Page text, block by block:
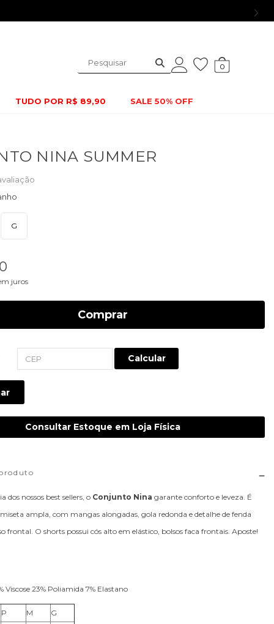
0
TUDO POR R$ 89,90 SALE 50% OFF
NINA SUMMER
G
juros
Comprar
Calcular
Consultar Estoque em Loja Física
dos nossos best sellers, o Conjunto Nina garante conforto e leveza. É
ampla, com mangas alongadas, gola redonda e detalhe de fenda
frontal. O shorts possui cós alto em elástico, bolsos faca frontais. Aposte!
Viscose 23% Poliamida 7% Elastano
P M
G